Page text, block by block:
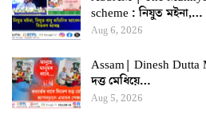
scheme : নিযুত মইনা,…
Aug 6, 2026
Assam| Dinesh Dutta
দত্ত মেধিয়ে…
Aug 5, 2026